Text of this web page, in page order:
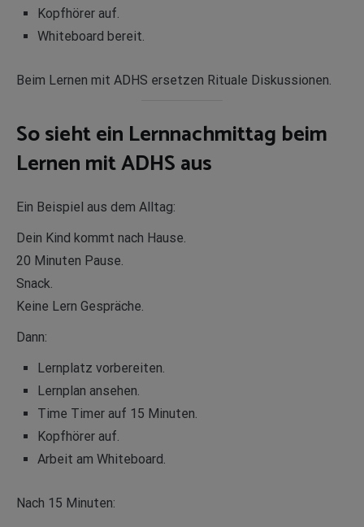
Kopfhörer auf.
Whiteboard bereit.
Beim Lernen mit ADHS ersetzen Rituale Diskussionen.
So sieht ein Lernnachmittag beim
Lernen mit ADHS aus
Ein Beispiel aus dem Alltag:
Dein Kind kommt nach Hause.
20 Minuten Pause.
Snack.
Keine Lern Gespräche.
Dann:
Lernplatz vorbereiten.
Lernplan ansehen.
Time Timer auf 15 Minuten.
Kopfhörer auf.
Arbeit am Whiteboard.
Nach 15 Minuten: